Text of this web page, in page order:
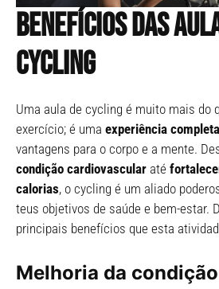
Benefícios das
cycling
Uma aula de cycling é muito mais do
exercício; é uma experiência completa
vantagens para o corpo e a mente.
condição cardiovascular até
calorias, o cycling é um aliado
teus objetivos de saúde e bem-estar.
principais benefícios que esta
Melhoria da condição